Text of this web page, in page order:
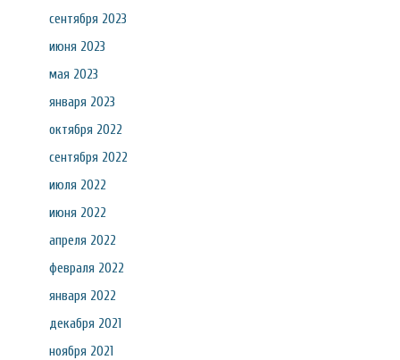
сентября 2023
июня 2023
мая 2023
января 2023
октября 2022
сентября 2022
июля 2022
июня 2022
апреля 2022
февраля 2022
января 2022
декабря 2021
ноября 2021